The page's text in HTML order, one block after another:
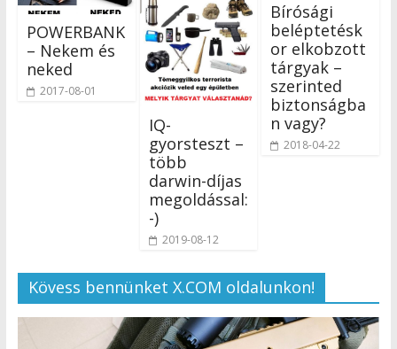
POWERBANK
– Nekem és
neked
2017-08-01
IQ-
gyorsteszt –
több
darwin-díjas
megoldással:
-)
2019-08-12
Bírósági
beléptetésk
or elkobzott
tárgyak –
szerinted
biztonságba
n vagy?
2018-04-22
Kövess bennünket X.COM oldalunkon!